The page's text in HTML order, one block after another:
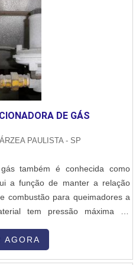
que desempenham
como a petroquímica,
química, entre outras. Esses
por processos que envolvem a
de líquidos ou gases sob alta
em temperaturas e pressões
industriais, com aplicações
de aquecimento. Vasos de
em indústrias químicas e
ou mais fluidos sem que haja
diversos setores industriais.
metálicas que suportam ou
como plataformas e bases. 3.
envolve várias etapas de
DE GÁS
PAULISTA - SP
também é conhecida como
a função de manter a relação
combustão para queimadores a
tem pressão máxima de
de admissão. Para garantir
AGORA